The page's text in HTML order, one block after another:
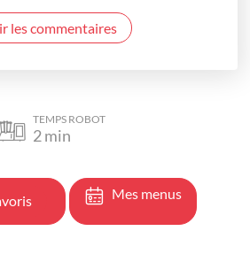
les commentaires
TEMPS ROBOT
2min
Mes menus